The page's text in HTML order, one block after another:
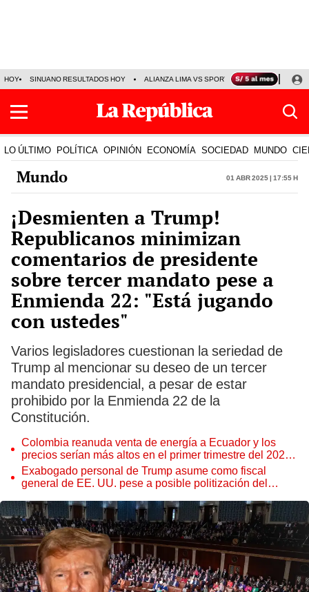
HOY SINUANO RESULTADOS HOY ALIANZA LIMA VS SPORT BOYS JORGE
LO ÚLTIMO POLÍTICA OPINIÓN ECONOMÍA SOCIEDAD MUNDO
Mundo 01 Abr 2025 | 17:55 h
¡Desmienten a Trump!
Republicanos minimizan
comentarios de presidente
sobre tercer mandato pese a
Enmienda 22: "Está jugando
con ustedes"
Varios legisladores cuestionan la seriedad de
Trump al mencionar su deseo de un tercer
mandato presidencial, a pesar de estar
prohibido por la Enmienda 22 de la
Constitución.
Colombia reanuda venta de energía a Ecuador y los
precios serían más altos en el primer trimestre del 2027,
según Cenace
Exabogado personal de Trump asume como fiscal
general de EE. UU. pese a posible politización del